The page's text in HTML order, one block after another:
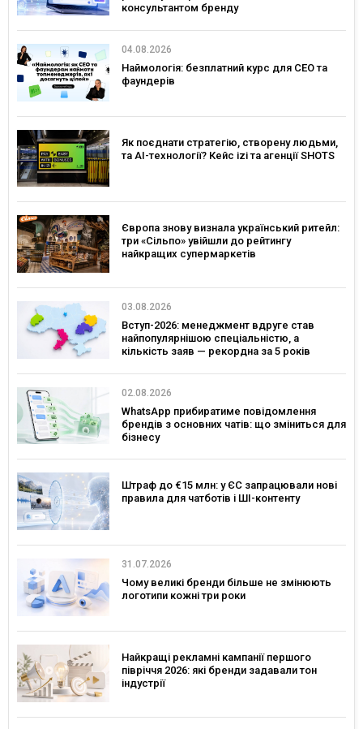
консультантом бренду
04.08.2026
Наймологія: безплатний курс для CEO та
фаундерів
Як поєднати стратегію, створену людьми,
та AI-технології? Кейс izi та агенції SHOTS
Європа знову визнала український ритейл:
три «Сільпо» увійшли до рейтингу
найкращих супермаркетів
03.08.2026
Вступ-2026: менеджмент вдруге став
найпопулярнішою спеціальністю, а
кількість заяв — рекордна за 5 років
02.08.2026
WhatsApp прибиратиме повідомлення
брендів з основних чатів: що зміниться для
бізнесу
Штраф до €15 млн: у ЄС запрацювали нові
правила для чатботів і ШІ-контенту
31.07.2026
Чому великі бренди більше не змінюють
логотипи кожні три роки
Найкращі рекламні кампанії першого
півріччя 2026: які бренди задавали тон
індустрії